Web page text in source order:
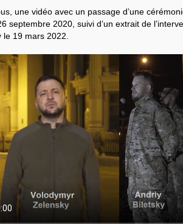
une vidéo avec un passage d’une
septembre 2020, suivi d’un extrait de
le 19 mars 2022.